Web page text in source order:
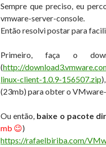
Sempre que preciso, eu
vmware-server-console.
Então resolvi postar para
Primeiro, faça o
(http://
linux-client-1.0.9-156507.zip
(23mb) para obter o
Ou então, baixe o pacote
mb 😉)
https://rafaelbiriba.com/